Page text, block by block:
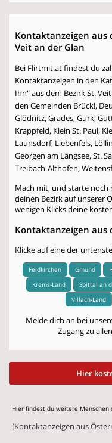
Kontaktanzeigen aus
Veit an der Glan
Bei Flirtmit.at findest du
Kontaktanzeigen in den
Ihn" aus dem Bezirk St.
den Gemeinden Brückl,
Glödnitz, Grades, Gurk,
Krappfeld, Klein St. Paul,
Launsdorf, Liebenfels,
Georgen am Längsee, St.
Treibach-Althofen,
Mach mit, und starte
deinen Bezirk auf unserer
wenigen Klicks deine
Kontaktanzeigen aus
Klicke auf eine der
Feldkirchen Gmünd
Krems-Land
Spittal an
Villach-Land
Melde dich an bei
Zugang zu
Hier
Hier findest du weitere
[Kontaktanzeigen aus